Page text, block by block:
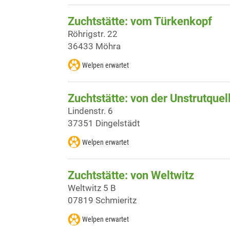
Zuchtstätte: vom Türkenkopf
Röhrigstr. 22
36433 Möhra
Welpen erwartet
Zuchtstätte: von der
Lindenstr. 6
37351 Dingelstädt
Welpen erwartet
Zuchtstätte: von Weltwitz
Weltwitz 5 B
07819 Schmieritz
Welpen erwartet